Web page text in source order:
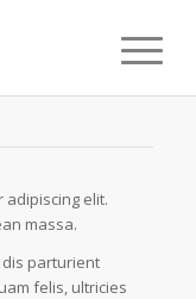
adipiscing elit.
massa.
dis parturient
felis, ultricies